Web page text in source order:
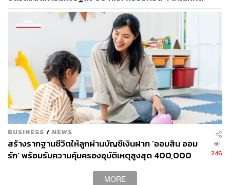
คือ
สินเชื่อไอแบงก์ยืนหนึ่ง ประกอบด้วย 1) สินเชื่อเพื่อที่อยู่อาศัย
2) โครงการสินเชื่อ Top Up และ 3) โครงการสินเชื่อบ้านแลก
เงิน โดยลูกค้าทั่วไปที่เข้าร่วม 1 ใน 3 โครงการนี้ จะได้รับ
อัตรากำไรพิเศษ ระยะเวลาดำเนินโครงการตั้งแต่วันที่ 1
พฤศจิกายน 2565 ถึงวันที่ 28 กุมภาพันธ์ 2566
บรรษัทประกันสินเชื่ออุตสาหกรรมขนาดย่อม (บสย.)จำนวน
2 มาตรการ ได้แก่
มาตรการยกเว้นค่าดำเนินการค้ำประกันสินเชื่อสำหรับ
ผู้ประกอบการ SMEs โดยผู้ประกอบการ SMEs ที่ส่ง
คำขอให้ บสย. ค้ำประกันภายใต้โครงการดังนี้ 1)
Bilateral Phase 7 (BI7) 2) Portfolio Guarantee
Thai Credit Guarantee Corporation Risk Based
กรองผู้มีสิทธิ
BUSINESS / NEWS
สร้างรากฐานชีวิตให้ลูกผ่านบัญชีเงินฝาก ‘ออมสิน ออม
รัก’ พร้อมรับความคุ้มครองอุบัติเหตุสูงสุด 400,000
246
MORE